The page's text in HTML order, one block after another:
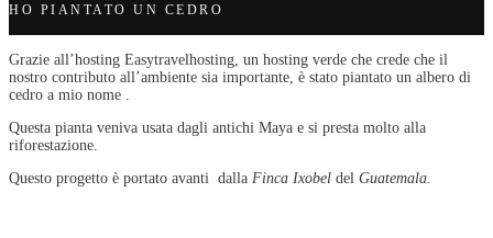
HO PIANTATO UN CEDRO
Grazie all’hosting Easytravelhosting, un hosting verde che crede che il
nostro contributo all’ambiente sia importante, è stato piantato un albero di
cedro a mio nome .
Questa pianta veniva usata dagli antichi Maya e si presta molto alla
riforestazione.
Questo progetto è portato avanti dalla Finca Ixobel del Guatemala.